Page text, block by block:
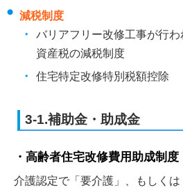
減税制度
バリアフリー改修工事が行
資産税の減税制度
住宅特定改修特別税額控除
3-1.補助金・助成金
高齢者住宅改修費用助成制度
介護認定で「要介護」、もしく